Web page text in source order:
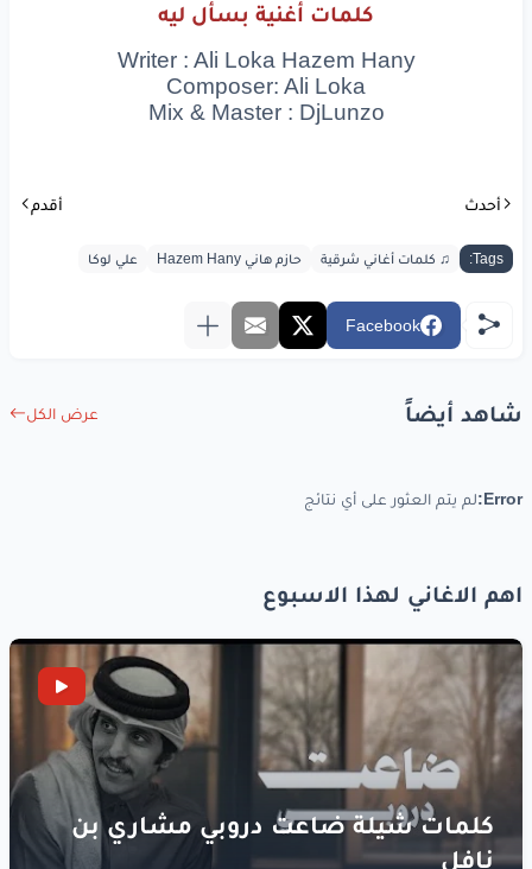
انا بسألليه
www.lyrics-arabic.com
كلمات أغنية بسأل ليه
Writer : Ali Loka Hazem Hany
Composer: Ali Loka
Mix & Master : DjLunzo
أحدث أقدم
Tags: ♫ كلمات أغاني شرقية حازم هاني Hazem Hany علي لوكا
Facebook
شاهد أيضاً عرض الكل
Error: لم يتم العثور على أي نتائج
اهم الاغاني لهذا الاسبوع